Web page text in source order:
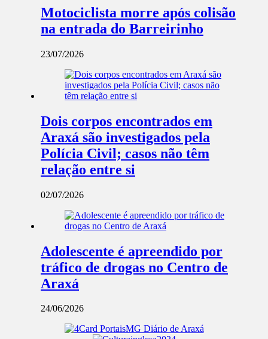
Motociclista morre após colisão
na entrada do Barreirinho
23/07/2026
Dois corpos encontrados em
Araxá são investigados pela
Polícia Civil; casos não têm
relação entre si
02/07/2026
Adolescente é apreendido por
tráfico de drogas no Centro de
Araxá
24/06/2026